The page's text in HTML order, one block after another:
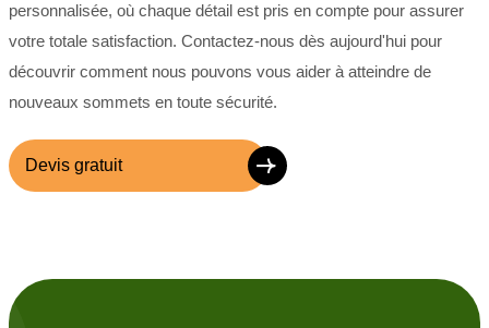
personnalisée, où chaque détail est pris en compte pour assurer
votre totale satisfaction. Contactez-nous dès aujourd'hui pour
découvrir comment nous pouvons vous aider à atteindre de
nouveaux sommets en toute sécurité.
Devis gratuit